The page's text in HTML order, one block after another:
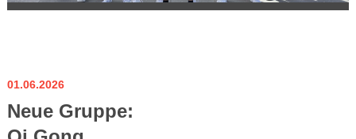
01.06.2026
Neue Gruppe: